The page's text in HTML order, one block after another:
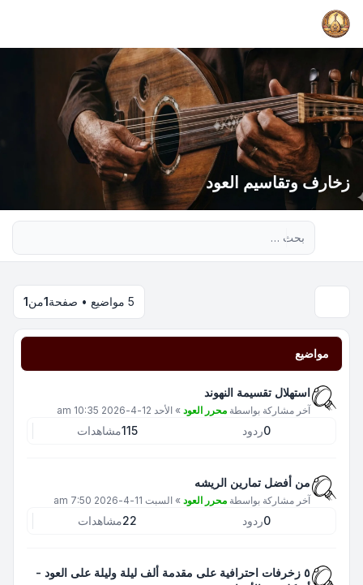
زخارف وتقاسيم العود
5 مواضيع • صفحة 1من1
مواضيع
استهلال تقسيمة النهوند
آخر مشاركة بواسطة محرر العود » الأحد 12-4-2026 10:35 am
0ردود 115مشاهدات
من أفضل تمارين الريشه
آخر مشاركة بواسطة محرر العود » السبت 11-4-2026 7:50 am
0ردود 22مشاهدات
٥ زخرفات احترافية على مقدمة ألف ليلة وليلة على العود -